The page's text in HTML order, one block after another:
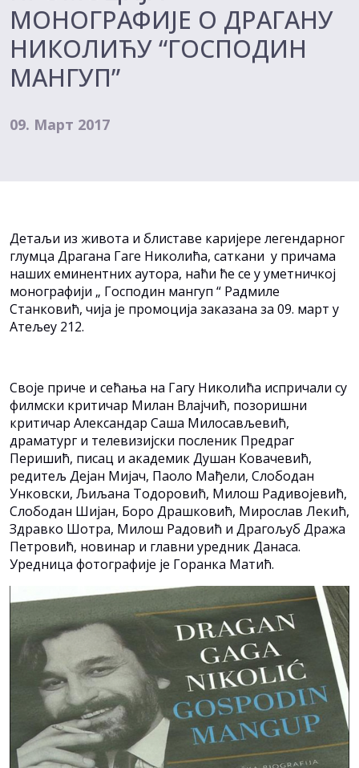
МОНОГРАФИЈЕ О ДРАГАНУ
НИКОЛИЋУ “ГОСПОДИН
МАНГУП”
09. Март 2017
Детаљи из живота и блиставе каријере легендарног
глумца Драгана Гаге Николића, саткани у причама
наших еминентних аутора, наћи ће се у уметничкој
монографији „ Господин мангуп “ Радмиле
Станковић, чија је промоција заказана за 09. март у
Атељеу 212.
Своје приче и сећања на Гагу Николића испричали су
филмски критичар Милан Влајчић, позоришни
критичар Александар Саша Милосављевић,
драматург и телевизијски посленик Предраг
Перишић, писац и академик Душан Ковачевић,
редитељ Дејан Мијач, Паоло Мађели, Слободан
Унковски, Љиљана Тодоровић, Милош Радивојевић,
Слободан Шијан, Боро Драшковић, Мирослав Лекић,
Здравко Шотра, Милош Радовић и Драгољуб Дража
Петровић, новинар и главни уредник Данаса.
Уредница фотографије је Горанка Матић.